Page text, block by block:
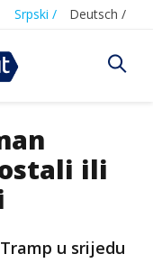
Srpski / Deutsch /
ili
u srijedu